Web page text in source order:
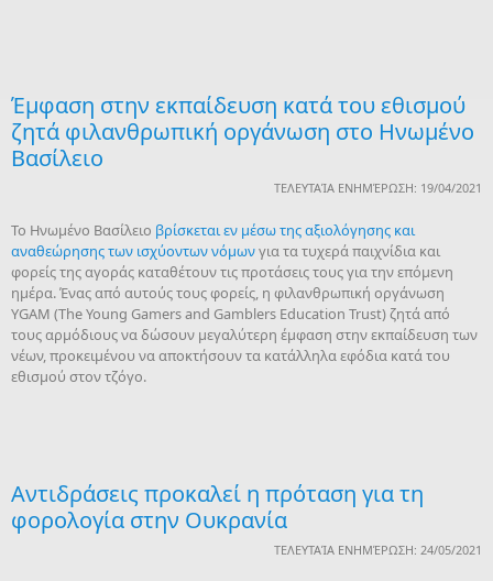
Έμφαση στην εκπαίδευση κατά του εθισμού
ζητά φιλανθρωπική οργάνωση στο Ηνωμένο
Βασίλειο
ΤΕΛΕΥΤΑΊΑ ΕΝΗΜΈΡΩΣΗ: 19/04/2021
Το Ηνωμένο Βασίλειο βρίσκεται εν μέσω της αξιολόγησης και
αναθεώρησης των ισχύοντων νόμωνγια τα τυχερά παιχνίδια και
φορείς της αγοράς καταθέτουν τις προτάσεις τους για την επόμενη
ημέρα. Ένας από αυτούς τους φορείς, η φιλανθρωπική οργάνωση
YGAM (The Young Gamers and Gamblers Education Trust) ζητά από
τους αρμόδιους να δώσουν μεγαλύτερη έμφαση στην εκπαίδευση των
νέων, προκειμένου να αποκτήσουν τα κατάλληλα εφόδια κατά του
εθισμού στον τζόγο.
Αντιδράσεις προκαλεί η πρόταση για τη
φορολογία στην Ουκρανία
ΤΕΛΕΥΤΑΊΑ ΕΝΗΜΈΡΩΣΗ: 24/05/2021